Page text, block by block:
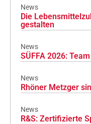
News
Die
gestalten
News
SÜFFA 2026:
News
Rhöner Metzger
News
R&S: Zertifizierte